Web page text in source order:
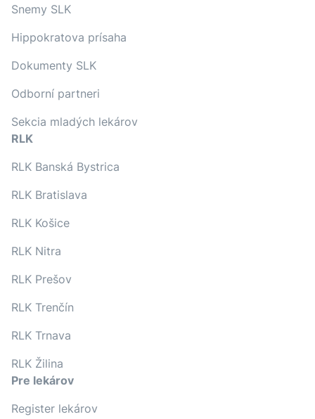
Snemy SLK
Hippokratova prísaha
Dokumenty SLK
Odborní partneri
Sekcia mladých lekárov
RLK
RLK Banská Bystrica
RLK Bratislava
RLK Košice
RLK Nitra
RLK Prešov
RLK Trenčín
RLK Trnava
RLK Žilina
Pre lekárov
Register lekárov